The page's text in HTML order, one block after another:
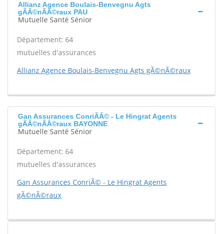
Allianz Agence Boulais-Benvegnu Agts
gÃÂ©nÃÂ©raux PAU
Mutuelle Santé Sénior
Département: 64
mutuelles d'assurances
Allianz Agence Boulais-Benvegnu Agts gÃ©nÃ©raux
Gan Assurances ConriÃÂ© - Le Hingrat Agents
gÃÂ©nÃÂ©raux BAYONNE
Mutuelle Santé Sénior
Département: 64
mutuelles d'assurances
Gan Assurances ConriÃ© - Le Hingrat Agents
gÃ©nÃ©raux